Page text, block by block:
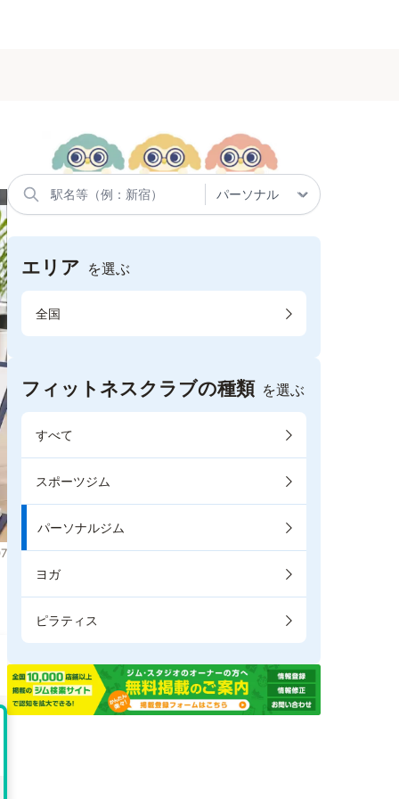
エリア を選ぶ
全国
フィットネスクラブの種類 を選ぶ
すべて
スポーツジム
パーソナルジム
ヨガ
ピラティス